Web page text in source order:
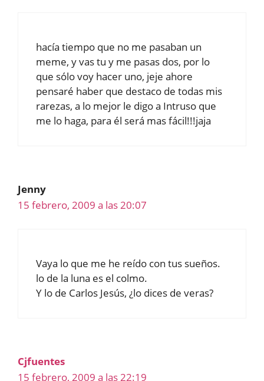
hacía tiempo que no me pasaban un
meme, y vas tu y me pasas dos, por lo
que sólo voy hacer uno, jeje ahore
pensaré haber que destaco de todas mis
rarezas, a lo mejor le digo a Intruso que
me lo haga, para él será mas fácil!!!jaja
Jenny
15 febrero, 2009 a las 20:07
Vaya lo que me he reído con tus sueños.
lo de la luna es el colmo.
Y lo de Carlos Jesús, ¿lo dices de veras?
Cjfuentes
15 febrero, 2009 a las 22:19